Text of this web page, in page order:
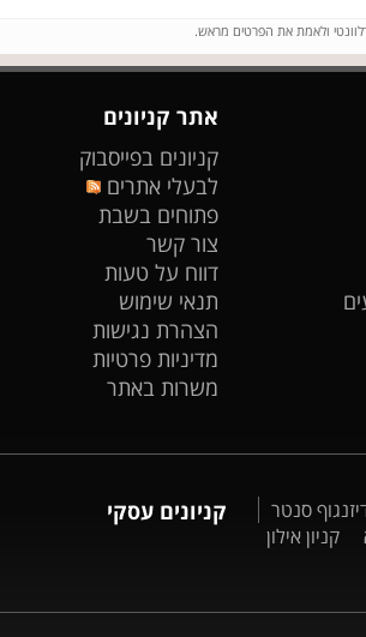
ולאמת את הפרטים מראש.
אתר קניונים
קניונים בפייסבוק
לבעלי אתרים
פתוחים בשבת
צור קשר
דווח על טעות
תנאי שימוש
הצהרת נגישות
מדיניות פרטיות
משרות באתר
סנטר
קניון אילון
קניונים עסקי